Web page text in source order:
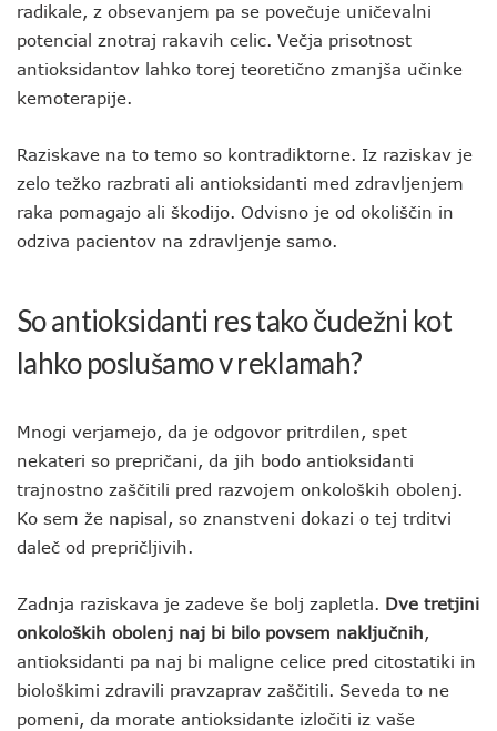
radikale, z obsevanjem pa se povečuje uničevalni
potencial znotraj rakavih celic. Večja prisotnost
antioksidantov lahko torej teoretično zmanjša učinke
kemoterapije.
Raziskave na to temo so kontradiktorne. Iz raziskav je
zelo težko razbrati ali antioksidanti med zdravljenjem
raka pomagajo ali škodijo. Odvisno je od okoliščin in
odziva pacientov na zdravljenje samo.
So antioksidanti res tako čudežni kot
lahko poslušamo v reklamah?
Mnogi verjamejo, da je odgovor pritrdilen, spet
nekateri so prepričani, da jih bodo antioksidanti
trajnostno zaščitili pred razvojem onkoloških obolenj.
Ko sem že napisal, so znanstveni dokazi o tej trditvi
daleč od prepričljivih.
Zadnja raziskava je zadeve še bolj zapletla. Dve tretjini
onkoloških obolenj naj bi bilo povsem naključnih,
antioksidanti pa naj bi maligne celice pred citostatiki in
biološkimi zdravili pravzaprav zaščitili. Seveda to ne
pomeni, da morate antioksidante izločiti iz vaše